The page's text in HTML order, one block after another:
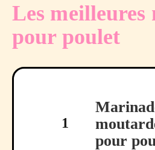
Les meilleures
pour poulet
1
pour